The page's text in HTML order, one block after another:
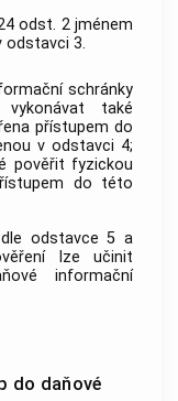
odst. 2 jménem
odstavci 3.
schránky
také
přístupem do
v odstavci 4;
pověřit fyzickou
do této
odstavce 5 a
lze učinit
informační
do daňové